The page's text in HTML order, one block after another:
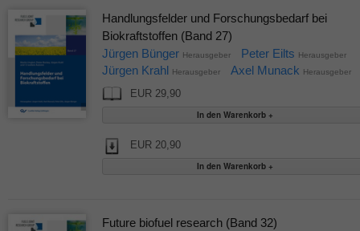
Handlungsfelder und Forschungsbedarf bei
Biokraftstoffen (Band 27)
Jürgen Bünger Herausgeber Peter Eilts Herausgeber
Jürgen Krahl Herausgeber Axel Munack Herausgeber
EUR 29,90
EUR 20,90
Future biofuel research (Band 32)